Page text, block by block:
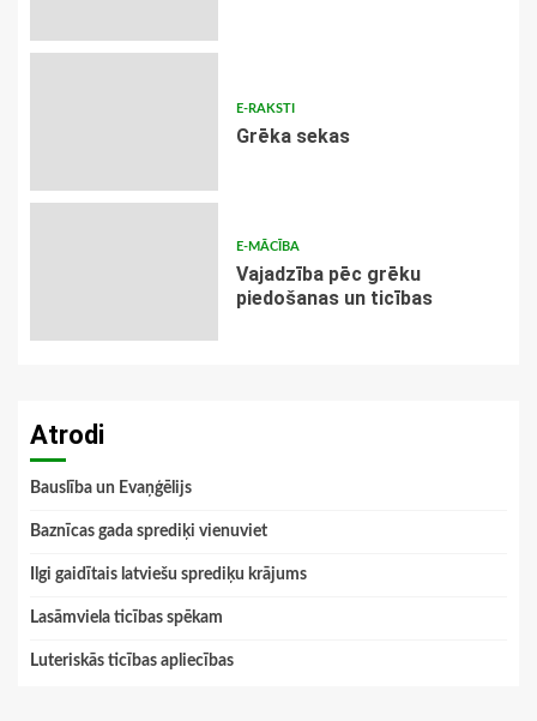
E-RAKSTI
Grēka sekas
E-MĀCĪBA
Vajadzība pēc grēku
piedošanas un ticības
Atrodi
Bauslība un Evaņģēlijs
Baznīcas gada sprediķi vienuviet
Ilgi gaidītais latviešu sprediķu krājums
Lasāmviela ticības spēkam
Luteriskās ticības apliecības